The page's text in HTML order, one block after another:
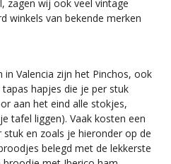
zagen wij ook veel vintage
winkels van bekende merken
Valencia zijn het Pinchos, ook
hapjes die je per stuk
aan het eind alle stokjes,
tafel liggen). Vaak kosten een
stuk en zoals je hieronder op de
belegd met de lekkerste